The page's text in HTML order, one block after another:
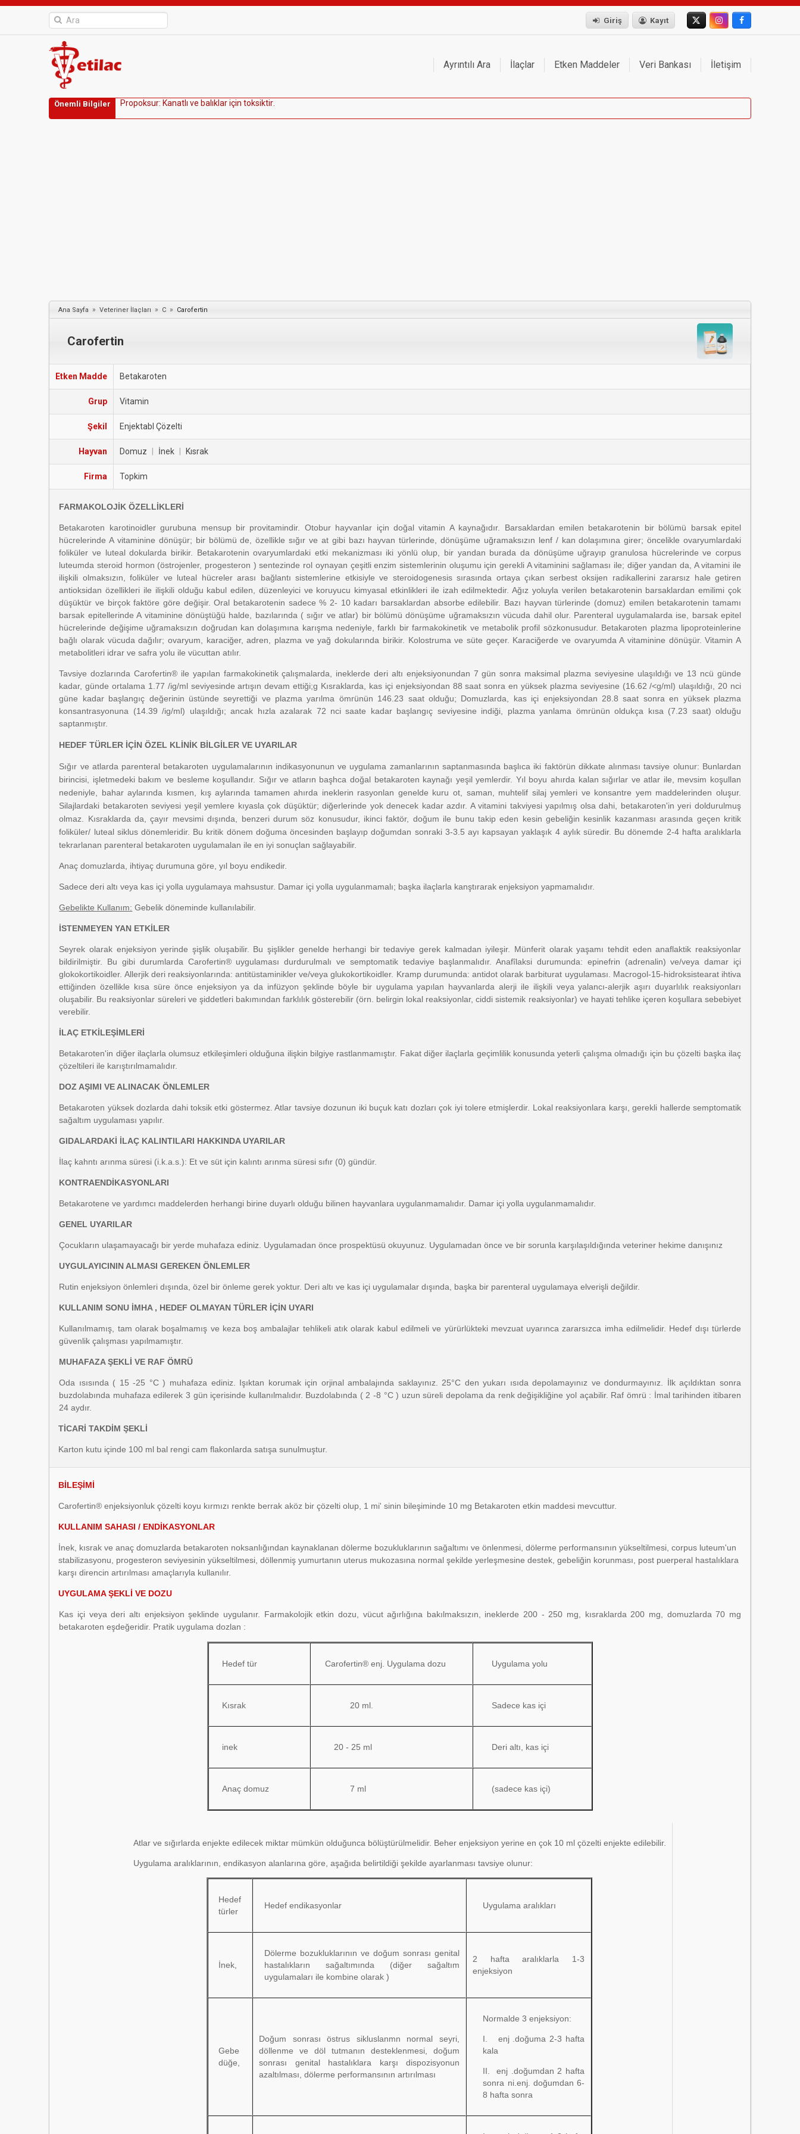
Giriş Kayıt
Ayrıntılı Ara İlaçlar Etken Maddeler Veri Bankası İletişim
Önemli Bilgiler Propoksur: Kanatı ve ba ıkariçin toksiktir
Ana Sayfa » Veteriner İlaçları » C » Carofertin
Carofertin
Etken Madde Betakaroten
Grup Vitamin
Şekil Enjektabl Çözelti
Hayvan Domuz İnek Kısrak
Firma Topkim
FARMAKOLOJİK ÖZELLİKLERİ
Betakaroten karotinoidler gurubuna mensup bir provitamindir. Otobur hayvanlar için doğal vitamin A kaynağıdır. Barsaklardan emilen betakarotenin bir bölümü barsak epitel
hücrelerinde A vitaminine dönüşür; bir bölümü de, özellikle sığır ve at gibi bazı hayvan türlerinde, dönüşüme uğramaksızın lenf / kan dolaşımına girer; öncelikle ovaryumlardaki
foliküler ve luteal dokularda birikir. Betakarotenin ovaryumlardaki etki mekanizması iki yönlü olup, bir yandan burada da dönüşüme uğrayıp granulosa hücrelerinde ve corpus
luteumda steroid hormon (östrojenler, progesteron ) sentezinde rol oynayan çeşitli enzim sistemlerinin oluşumu için gerekli A vitaminini sağlaması ile; diğer yandan da, A vitamini ile
ilişkili olmaksızın, foliküler ve luteal hücreler arası bağlantı sistemlerine etkisiyle ve steroidogenesis sırasında ortaya çıkan serbest oksijen radikallerini zararsız hale getiren
antioksidan özellikleri ile ilişkili olduğu kabul edilen, düzenleyici ve koruyucu kimyasal etkinlikleri ile izah edilmektedir. Ağız yoluyla verilen betakarotenin barsaklardan emilimi çok
düşüktür ve birçok faktöre göre değişir. Oral betakarotenin sadece % 2- 10 kadarı barsaklardan absorbe edilebilir. Bazı hayvan türlerinde (domuz) emilen betakarotenin tamamı
barsak epitellerinde A vitaminine dönüştüğü halde, bazılarında ( sığır ve atlar) bir bölümü dönüşüme uğramaksızın vücuda dahil olur. Parenteral uygulamalarda ise, barsak epitel
hücrelerinde değişime uğramaksızın doğrudan kan dolaşımına karışma nedeniyle, farklı bir farmakokinetik ve metabolik profil sözkonusudur. Betakaroten plazma lipoproteinlerine
bağlı olarak vücuda dağılır; ovaryum, karaciğer, adren, plazma ve yağ dokularında birikir. Kolostruma ve süte geçer. Karaciğerde ve ovaryumda A vitaminine dönüşür. Vitamin A
metabolitleri idrar ve safra yolu ile vücuttan atılır.
Tavsiye dozlarında Carofertin® ile yapılan farmakokinetik çalışmalarda, ineklerde deri altı enjeksiyonundan 7 gün sonra maksimal plazma seviyesine ulaşıldığı ve 13 ncü günde
kadar, günde ortalama 1.77 /ig/ml seviyesinde artışın devam ettiği;g Kısraklarda, kas içi enjeksiyondan 88 saat sonra en yüksek plazma seviyesine (16.62 /<g/ml) ulaşıldığı, 20 nci
güne kadar başlangıç değerinin üstünde seyrettiği ve plazma yarılma ömrünün 146.23 saat olduğu; Domuzlarda, kas içi enjeksiyondan 28.8 saat sonra en yüksek plazma
konsantrasyonuna (14.39 /ig/ml) ulaşıldığı; ancak hızla azalarak 72 nci saate kadar başlangıç seviyesine indiği, plazma yanlama ömrünün oldukça kısa (7.23 saat) olduğu
saptanmıştır.
HEDEF TÜRLER İÇİN ÖZEL KLİNİK BİLGİLER VE UYARILAR
Sığır ve atlarda parenteral betakaroten uygulamalarının indikasyonunun ve uygulama zamanlarının saptanmasında başlıca iki faktörün dikkate alınması tavsiye olunur: Bunlardan
birincisi, işletmedeki bakım ve besleme koşullandır. Sığır ve atların başhca doğal betakaroten kaynağı yeşil yemlerdir. Yıl boyu ahırda kalan sığırlar ve atlar ile, mevsim koşullan
nedeniyle, bahar aylarında kısmen, kış aylarında tamamen ahırda ineklerin rasyonlan genelde kuru ot, saman, muhtelif silaj yemleri ve konsantre yem maddelerinden oluşur.
Silajlardaki betakaroten seviyesi yeşil yemlere kıyasla çok düşüktür; diğerlerinde yok denecek kadar azdır. A vitamini takviyesi yapılmış olsa dahi, betakaroten'in yeri doldurulmuş
olmaz. Kısraklarda da, çayır mevsimi dışında, benzeri durum söz konusudur, ikinci faktör, doğum ile bunu takip eden kesin gebeliğin kesinlik kazanması arasında geçen kritik
foliküler/ luteal siklus dönemleridir. Bu kritik dönem doğuma öncesinden başlayıp doğumdan sonraki 3-3.5 ayı kapsayan yaklaşık 4 aylık süredir. Bu dönemde 2-4 hafta aralıklarla
tekrarlanan parenteral betakaroten uygulamalan ile en iyi sonuçlan sağlayabilir.
Anaç domuzlarda, ihtiyaç durumuna göre, yıl boyu endikedir.
Sadece deri altı veya kas içi yolla uygulamaya mahsustur. Damar içi yolla uygulanmamalı; başka ilaçlarla kanştırarak enjeksiyon yapmamalıdır.
Gebelikte Kullanım: Gebelik döneminde kullanılabilir.
İSTENMEYEN YAN ETKİLER
Seyrek olarak enjeksiyon yerinde şişlik oluşabilir. Bu şişlikler genelde herhangi bir tedaviye gerek kalmadan iyileşir. Münferit olarak yaşamı tehdit eden anaflaktik reaksiyonlar
bildirilmiştir. Bu gibi durumlarda Carofertin® uygulaması durdurulmalı ve semptomatik tedaviye başlanmalıdır. Anafîlaksi durumunda: epinefrin (adrenalin) ve/veya damar içi
glokokortikoidler. Allerjik deri reaksiyonlarında: antitüstaminikler ve/veya glukokortikoidler. Kramp durumunda: antidot olarak barbiturat uygulaması. Macrogol-15-hidroksistearat ihtiva
ettiğinden özellikle kısa süre önce enjeksiyon ya da infüzyon şeklinde böyle bir uygulama yapılan hayvanlarda alerji ile ilişkili veya yalancı-alerjik aşırı duyarlılık reaksiyonları
oluşabilir. Bu reaksiyonlar süreleri ve şiddetleri bakımından farklılık gösterebilir (örn. belirgin lokal reaksiyonlar, ciddi sistemik reaksiyonlar) ve hayati tehlike içeren koşullara sebebiyet
verebilir.
İLAÇ ETKİLEŞİMLERİ
Betakaroten'in diğer ilaçlarla olumsuz etkileşimleri olduğuna ilişkin bilgiye rastlanmamıştır. Fakat diğer ilaçlarla geçimlilik konusunda yeterli çalışma olmadığı için bu çözelti başka ilaç
çözeltileri ile karıştırılmamalıdır.
DOZ AŞIMI VE ALINACAK ÖNLEMLER
Betakaroten yüksek dozlarda dahi toksik etki göstermez. Atlar tavsiye dozunun iki buçuk katı dozları çok iyi tolere etmişlerdir. Lokal reaksiyonlara karşı, gerekli hallerde semptomatik
sağaltım uygulaması yapılır.
GIDALARDAKİ İLAÇ KALINTILARI HAKKINDA UYARILAR
İlaç kahntı arınma süresi (i.k.a.s.): Et ve süt için kalıntı arınma süresi sıfır (0) gündür.
KONTRAENDİKASYONLARI
Betakarotene ve yardımcı maddelerden herhangi birine duyarlı olduğu bilinen hayvanlara uygulanmamalıdır. Damar içi yolla uygulanmamalıdır.
GENEL UYARILAR
Çocukların ulaşamayacağı bir yerde muhafaza ediniz. Uygulamadan önce prospektüsü okuyunuz. Uygulamadan önce ve bir sorunla karşılaşıldığında veteriner hekime danışınız
UYGULAYICININ ALMASI GEREKEN ÖNLEMLER
Rutin enjeksiyon önlemleri dışında, özel bir önleme gerek yoktur. Deri altı ve kas içi uygulamalar dışında, başka bir parenteral uygulamaya elverişli değildir.
KULLANIM SONU İMHA , HEDEF OLMAYAN TÜRLER İÇİN UYARI
Kullanılmamış, tam olarak boşalmamış ve keza boş ambalajlar tehlikeli atık olarak kabul edilmeli ve yürürlükteki mevzuat uyarınca zararsızca imha edilmelidir. Hedef dışı türlerde
güvenlik çalışması yapılmamıştır.
MUHAFAZA ŞEKLİ VE RAF ÖMRÜ
Oda ısısında ( 15 -25 °C ) muhafaza ediniz. Işıktan korumak için orjinal ambalajında saklayınız. 25°C den yukarı ısıda depolamayınız ve dondurmayınız. İlk açıldıktan sonra
buzdolabında muhafaza edilerek 3 gün içerisinde kullanılmalıdır. Buzdolabında ( 2 -8 °C ) uzun süreli depolama da renk değişikliğine yol açabilir. Raf ömrü : İmal tarihinden itibaren
24 aydır.
TİCARİ TAKDİM ŞEKLİ
Karton kutu içinde 100 ml bal rengi cam flakonlarda satışa sunulmuştur.
BİLEŞİMİ
Carofertin® enjeksiyonluk çözelti koyu kırmızı renkte berrak aköz bir çözelti olup, 1 mi' sinin bileşiminde 10 mg Betakaroten etkin maddesi mevcuttur.
KULLANIM SAHASI / ENDİKASYONLAR
İnek, kısrak ve anaç domuzlarda betakaroten noksanlığından kaynaklanan dölerme bozukluklarının sağaltımı ve önlenmesi, dölerme performansının yükseltilmesi, corpus luteum'un
stabilizasyonu, progesteron seviyesinin yükseltilmesi, döllenmiş yumurtanın uterus mukozasına normal şekilde yerleşmesine destek, gebeliğin korunması, post puerperal hastalıklara
karşı direncin artırılması amaçlarıyla kullanılır.
UYGULAMA ŞEKLİ VE DOZU
Kas içi veya deri altı enjeksiyon şeklinde uygulanır. Farmakolojik etkin dozu, vücut ağırlığına bakılmaksızın, ineklerde 200 - 250 mg, kısraklarda 200 mg, domuzlarda 70 mg
betakaroten eşdeğeridir. Pratik uygulama dozlan :
Hedef tür Carofertin® enj. Uygulama dozu Uygulama yolu
Kısrak 20 ml. Sadece kas içi
inek 20 - 25 ml Deri altı, kas içi
Anaç domuz 7 ml (sadece kas içi)
Atlar ve sığırlarda enjekte edilecek miktar mümkün olduğunca bölüştürülmelidir. Beher enjeksiyon yerine en çok 10 ml çözelti enjekte edilebilir.
Uygulama aralıklarının, endikasyon alanlarına göre, aşağıda belirtildiği şekilde ayarlanması tavsiye olunur:
Hedef
türler
Hedef endikasyonlar Uygulama aralıkları
İnek,
Dölerme bozukluklarının ve doğum sonrası genital
hastalıkların sağaltımında (diğer sağaltım
uygulamaları ile kombine olarak )
2 hafta aralıklarla 1-3
enjeksiyon
Gebe
düğe,
Doğum sonrası östrus sikluslanmn normal seyri,
döllenme ve döl tutmanın desteklenmesi, doğum
sonrası genital hastalıklara karşı dispozisyonun
azaltılması, dölerme performansının artırılması
Normalde 3 enjeksiyon:
I. enj .doğuma 2-3 hafta
kala
II. enj .doğumdan 2 hafta
sonra ni.enj. doğumdan 6-
8 hafta sonra